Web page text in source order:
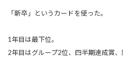
「新卒」というカードを使った。
1年目は最下位。
2年目はグループ2位、四半期達成賞、